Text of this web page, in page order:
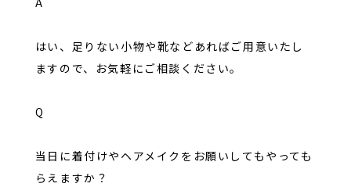
はい、足りない小物や靴などあればご用意いたし
ますので、お気軽にご相談ください。
Q
当日に着付けやヘアメイクをお願いしてもやっても
らえますか？